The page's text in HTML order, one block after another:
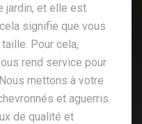
jardin, et elle est
signifie que vous
Pour cela,
rend service pour
mettons à votre
et aguerris
de qualité et